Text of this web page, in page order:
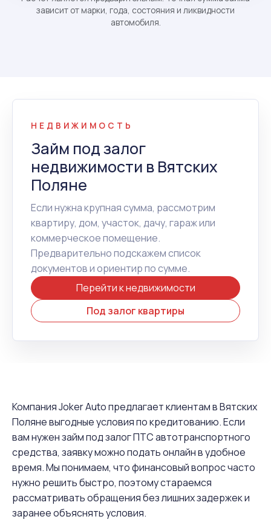
зависит от марки, года, состояния и ликвидности
автомобиля.
НЕДВИЖИМОСТЬ
Займ под залог
недвижимости в Вятских
Поляне
Если нужна крупная сумма, рассмотрим
квартиру, дом, участок, дачу, гараж или
коммерческое помещение.
Предварительно подскажем список
документов и ориентир по сумме.
Перейти к недвижимости
Под залог квартиры
Компания Joker Auto предлагает клиентам в Вятских
Поляне выгодные условия по кредитованию. Если
вам нужен займ под залог ПТС автотранспортного
средства, заявку можно подать онлайн в удобное
время. Мы понимаем, что финансовый вопрос часто
нужно решить быстро, поэтому стараемся
рассматривать обращения без лишних задержек и
заранее объяснять условия.